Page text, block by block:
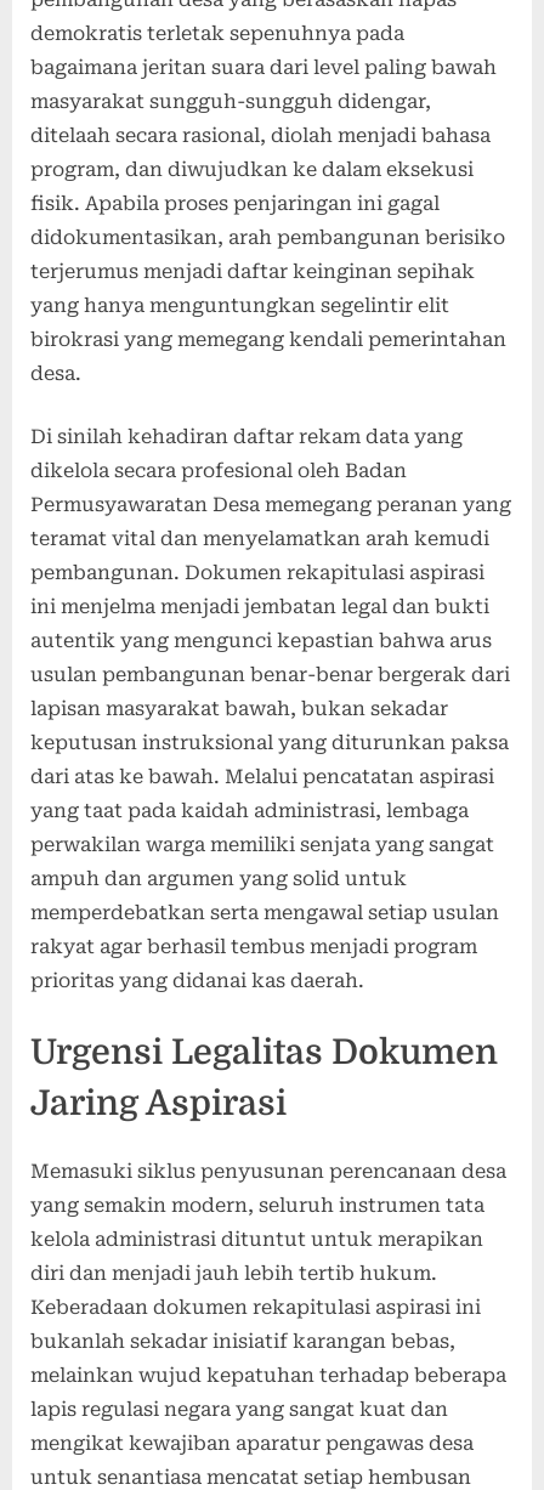
demokratis terletak sepenuhnya pada
bagaimana jeritan suara dari level paling bawah
masyarakat sungguh-sungguh didengar,
ditelaah secara rasional, diolah menjadi bahasa
program, dan diwujudkan ke dalam eksekusi
fisik. Apabila proses penjaringan ini gagal
didokumentasikan, arah pembangunan berisiko
terjerumus menjadi daftar keinginan sepihak
yang hanya menguntungkan segelintir elit
birokrasi yang memegang kendali pemerintahan
desa.
Di sinilah kehadiran daftar rekam data yang
dikelola secara profesional oleh Badan
Permusyawaratan Desa memegang peranan yang
teramat vital dan menyelamatkan arah kemudi
pembangunan. Dokumen rekapitulasi aspirasi
ini menjelma menjadi jembatan legal dan bukti
autentik yang mengunci kepastian bahwa arus
usulan pembangunan benar-benar bergerak dari
lapisan masyarakat bawah, bukan sekadar
keputusan instruksional yang diturunkan paksa
dari atas ke bawah. Melalui pencatatan aspirasi
yang taat pada kaidah administrasi, lembaga
perwakilan warga memiliki senjata yang sangat
ampuh dan argumen yang solid untuk
memperdebatkan serta mengawal setiap usulan
rakyat agar berhasil tembus menjadi program
prioritas yang didanai kas daerah.
Urgensi Legalitas Dokumen
Jaring Aspirasi
Memasuki siklus penyusunan perencanaan desa
yang semakin modern, seluruh instrumen tata
kelola administrasi dituntut untuk merapikan
diri dan menjadi jauh lebih tertib hukum.
Keberadaan dokumen rekapitulasi aspirasi ini
bukanlah sekadar inisiatif karangan bebas,
melainkan wujud kepatuhan terhadap beberapa
lapis regulasi negara yang sangat kuat dan
mengikat kewajiban aparatur pengawas desa
untuk senantiasa mencatat setiap hembusan